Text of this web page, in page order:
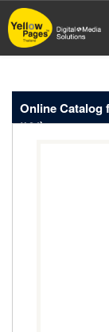
Skip
to
main
Online Catalog
แรง)